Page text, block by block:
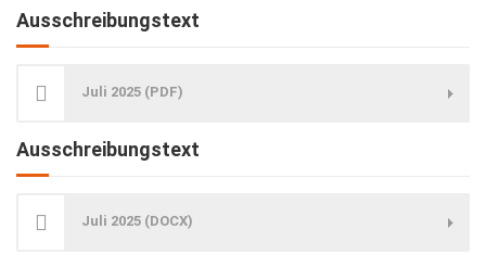
Ausschreibungstext
Juli 2025 (PDF)
Ausschreibungstext
Juli 2025 (DOCX)